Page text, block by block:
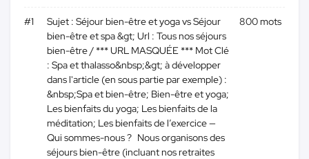
#1
Sujet : Séjour bien-être et yoga vs Séjour
bien-être et spa &gt; Url : Tous nos séjours
bien-être / *** URL MASQUÉE *** Mot Clé
: Spa et thalasso&nbsp;&gt; à développer
dans l'article (en sous partie par exemple) :
&nbsp;Spa et bien-être; Bien-être et yoga;
Les bienfaits du yoga; Les bienfaits de la
méditation; Les bienfaits de l’exercice —
Qui sommes-nous ? Nous organisons des
séjours bien-être (incluant nos retraites
800 mots